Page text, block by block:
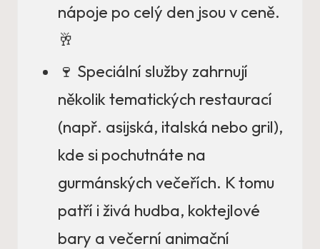
nápoje po celý den jsou v ceně.
🥂
🍷 Speciální služby zahrnují
několik tematických restaurací
(např. asijská, italská nebo gril),
kde si pochutnáte na
gurmánských večeřích. K tomu
patří i živá hudba, koktejlové
bary a večerní animační